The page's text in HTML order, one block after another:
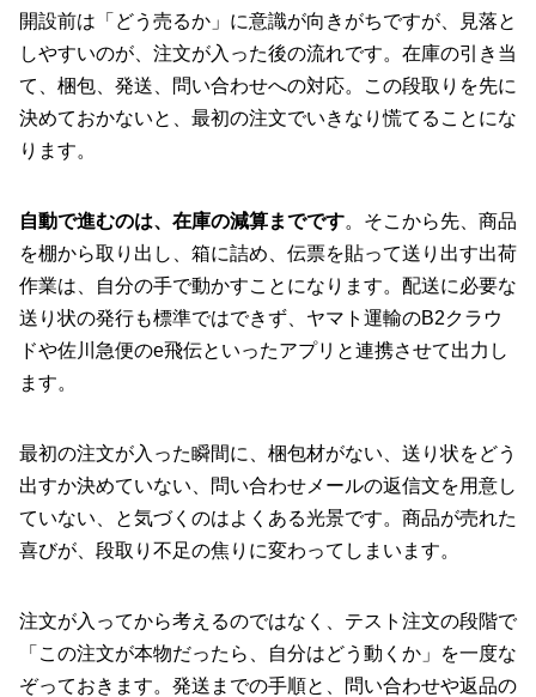
開設前は「どう売るか」に意識が向きがちですが、見落と
しやすいのが、注文が入った後の流れです。在庫の引き当
て、梱包、発送、問い合わせへの対応。この段取りを先に
決めておかないと、最初の注文でいきなり慌てることにな
ります。
自動で進むのは、在庫の減算までです。そこから先、商品
を棚から取り出し、箱に詰め、伝票を貼って送り出す出荷
作業は、自分の手で動かすことになります。配送に必要な
送り状の発行も標準ではできず、ヤマト運輸のB2クラウ
ドや佐川急便のe飛伝といったアプリと連携させて出力し
ます。
最初の注文が入った瞬間に、梱包材がない、送り状をどう
出すか決めていない、問い合わせメールの返信文を用意し
ていない、と気づくのはよくある光景です。商品が売れた
喜びが、段取り不足の焦りに変わってしまいます。
注文が入ってから考えるのではなく、テスト注文の段階で
「この注文が本物だったら、自分はどう動くか」を一度な
ぞっておきます。発送までの手順と、問い合わせや返品の